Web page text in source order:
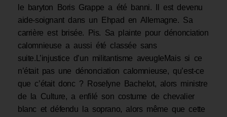
le baryton Boris Grappe a été banni. Il est devenu
aide-soignant dans un Ehpad en Allemagne. Sa
carrière est brisée. Pis. Sa plainte pour dénonciation
calomnieuse a aussi été classée sans
suite.L’injustice d’un militantisme aveugleMais si ce
n’était pas une dénonciation calomnieuse, qu’est-ce
que c’était donc ? Roselyne Bachelot, alors ministre
de la Culture, a enfilé son costume de chevalier
blanc et défendu la soprano, alors même que cette